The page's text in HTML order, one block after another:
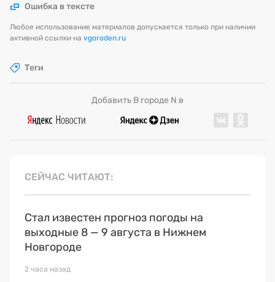
Ошибка в тексте
Любое использование материалов допускается только при наличии
активной ссылки на vgoroden.ru
Теги
Добавить В городе N в
СЕЙЧАС ЧИТАЮТ
Стал известен прогноз погоды на
выходные 8 — 9 августа в Нижнем
Новгороде
2 часа назад